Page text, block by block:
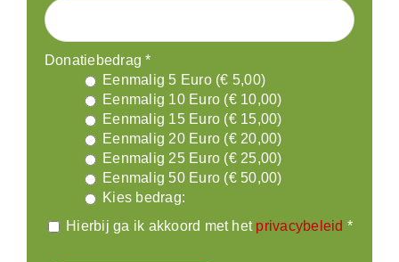
Donatiebedrag*
Eenmalig 5 Euro (€ 5,00)
Eenmalig 10 Euro (€ 10,00)
Eenmalig 15 Euro (€ 15,00)
Eenmalig 20 Euro (€ 20,00)
Eenmalig 25 Euro (€ 25,00)
Eenmalig 50 Euro (€ 50,00)
Kies bedrag:
Hierbij ga ik akkoord met het privacybeleid *